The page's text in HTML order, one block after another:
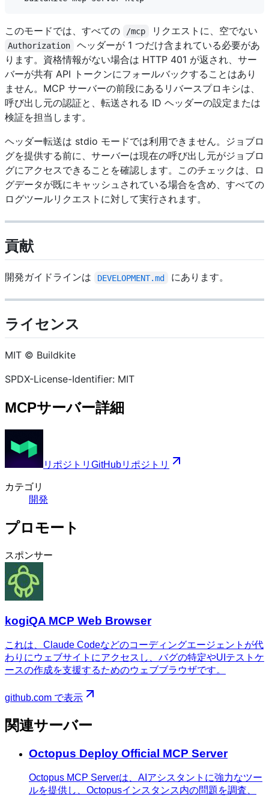
このモードでは、すべての /mcp リクエストに、空でない
Authorization
ヘッダーが 1 つだけ含まれている必要があ
ります。資格情報がない場合は HTTP 401 が返され、サー
バーが共有 API トークンにフォールバックすることはあり
ません。MCP サーバーの前段にあるリバースプロキシは、
呼び出し元の認証と、転送される ID ヘッダーの設定または
検証を担当します。
ヘッダー転送は stdio モードでは利用できません。ジョブロ
グを提供する前に、サーバーは現在の呼び出し元がジョブロ
グにアクセスできることを確認します。このチェックは、ロ
グデータが既にキャッシュされている場合を含め、すべての
ログツールリクエストに対して実行されます。
貢献
開発ガイドラインは DEVELOPMENT.md にあります。
ライセンス
MIT © Buildkite
SPDX-License-Identifier: MIT
MCPサーバー詳細
リポジトリ GitHubリポジトリ
カテゴリ
開発
プロモート
スポンサー
kogiQA MCP Web Browser
これは、Claude Codeなどのコーディングエージェントが代
わりにウェブサイトにアクセスし、バグの特定やUIテストケ
ースの作成を支援するためのウェブブラウザです。
github.com で表示
関連サーバー
Octopus Deploy Official MCP Server
Octopus MCP Serverは、AIアシスタントに強力なツー
ルを提供し、Octopusインスタンス内の問題を調査、